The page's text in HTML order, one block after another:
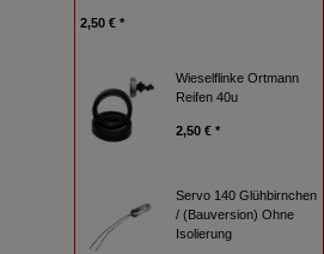
2,50 € *
Wieselflinke Ortmann
Reifen 40u
2,50 € *
Servo 140 Glühbirnchen
/ (Bauversion) Ohne
Isolierung